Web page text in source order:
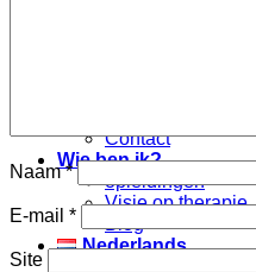
Contact
Wie ben ik?
opleidingen
Visie op therapie
Blog
Nederlands
Naam*
E-mail *
Site